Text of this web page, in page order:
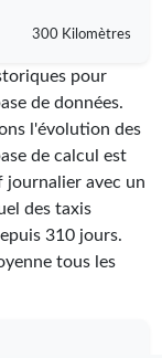
300 Kilomètres
pour
de données.
l'évolution des
de calcul est
journalier avec un
des taxis
310 jours.
tous les